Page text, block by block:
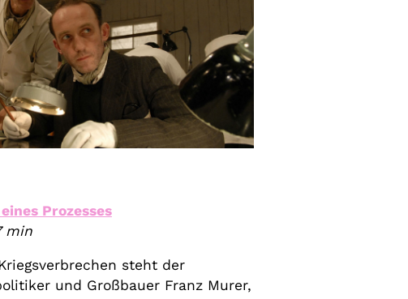
Prozesses
min
steht der
und Großbauer Franz Murer,